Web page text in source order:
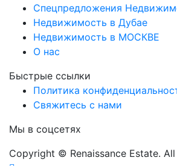
Спецпредложения
Недвижимость в Дубае
Недвижимость в МОСКВЕ
О нас
Быстрые ссылки
Политика
Свяжитесь с нами
Мы в соцсетях
Copyright © Renaissance Estate. All